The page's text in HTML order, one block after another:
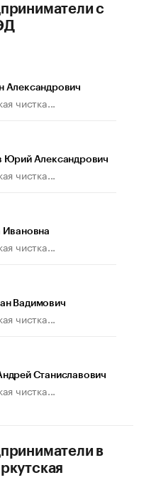
иначе». Как живет глава
с
Александрович
чистка...
Юрий Александрович
чистка...
Ивановна
чистка...
Вадимович
чистка...
Станиславович
чистка...
в